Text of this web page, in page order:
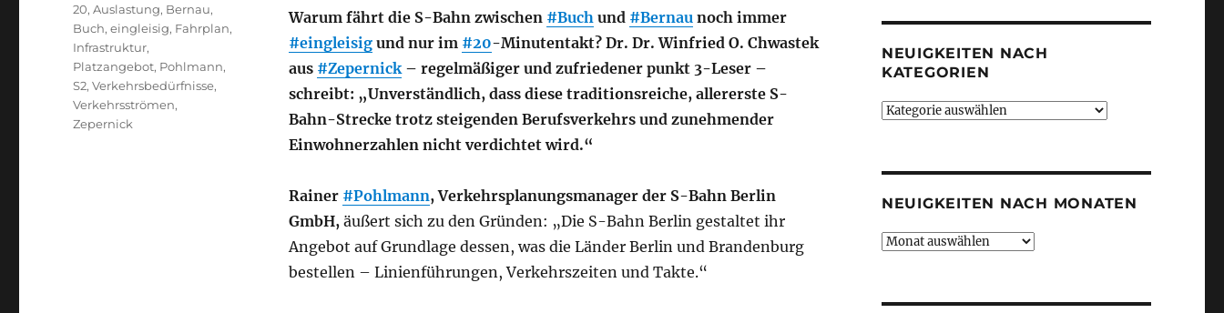
Warum fährt die S-Bahn zwischen #Buchund #Bernaunoch immer
#eingleisigund nur im #20-Minutentakt? Dr. Dr. Winfried O. Chwastek
aus #Zepernick– regelmäßiger und zufriedener punkt 3-Leser –
schreibt: „Unverständlich, dass diese traditionsreiche, allererste S-
Bahn-Strecke trotz steigenden Berufsverkehrs und zunehmender
Einwohnerzahlen nicht verdichtet wird.“
Rainer #Pohlmann, Verkehrsplanungsmanager der S-Bahn Berlin
GmbH,äußert sich zu den Gründen: „Die S-Bahn Berlin gestaltet ihr
Angebot auf Grundlage dessen, was die Länder Berlin und Brandenburg
bestellen – Linienführungen, Verkehrszeiten und Takte.“
Schlagwörter
20,Auslastung, Bernau,
Buch,eingleisig, Fahrplan,
Infrastruktur,
Platzangebot, Pohlmann,
S2,Verkehrsbedürfnisse,
Verkehrsströmen,
Zepernick
NEUIGKEITEN NACH
KATEGORIEN
Neuigkeiten
NEUIGKEITEN NACH MONATEN
Neuigkeiten